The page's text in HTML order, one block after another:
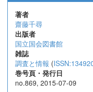
著者
齋藤千尋
出版者
国立国会図書館
雑誌
調査と情報 (
巻号頁・発行日
no.869, 2015-07-09